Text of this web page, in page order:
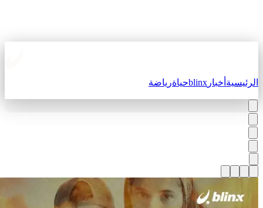
الرئيسيةأخبارblinxحياةرياضة